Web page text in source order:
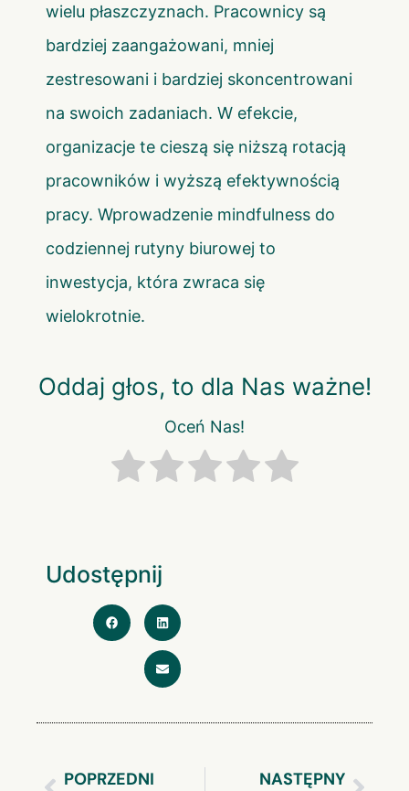
wielu płaszczyznach. Pracownicy są
bardziej zaangażowani, mniej
zestresowani i bardziej skoncentrowani
na swoich zadaniach. W efekcie,
organizacje te cieszą się niższą rotacją
pracowników i wyższą efektywnością
pracy. Wprowadzenie mindfulness do
codziennej rutyny biurowej to
inwestycja, która zwraca się
wielokrotnie.
Oddaj głos, to dla Nas ważne!
Oceń Nas!
Udostępnij
POPRZEDNI NASTĘPNY